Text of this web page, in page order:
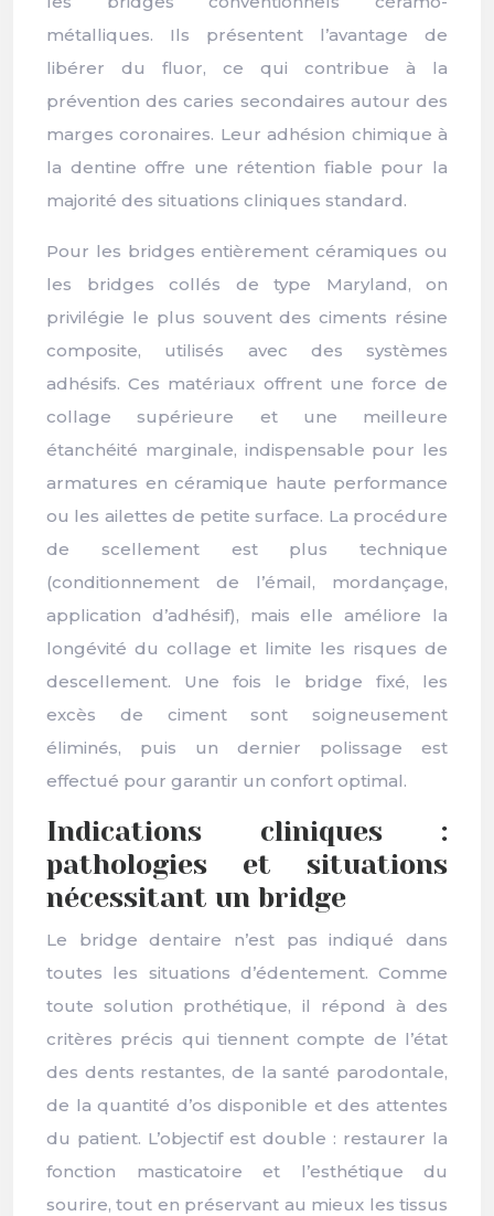
métalliques. Ils présentent l’avantage de
libérer du fluor, ce qui contribue à la
prévention des caries secondaires autour des
marges coronaires. Leur adhésion chimique à
la dentine offre une rétention fiable pour la
majorité des situations cliniques standard.
Pour les bridges entièrement céramiques ou
les bridges collés de type Maryland, on
privilégie le plus souvent des ciments résine
composite, utilisés avec des systèmes
adhésifs. Ces matériaux offrent une force de
collage supérieure et une meilleure
étanchéité marginale, indispensable pour les
armatures en céramique haute performance
ou les ailettes de petite surface. La procédure
de scellement est plus technique
(conditionnement de l’émail, mordançage,
application d’adhésif), mais elle améliore la
longévité du collage et limite les risques de
descellement. Une fois le bridge fixé, les
excès de ciment sont soigneusement
éliminés, puis un dernier polissage est
effectué pour garantir un confort optimal.
Indications cliniques :
pathologies et situations
nécessitant un bridge
Le bridge dentaire n’est pas indiqué dans
toutes les situations d’édentement. Comme
toute solution prothétique, il répond à des
critères précis qui tiennent compte de l’état
des dents restantes, de la santé parodontale,
de la quantité d’os disponible et des attentes
du patient. L’objectif est double : restaurer la
fonction masticatoire et l’esthétique du
sourire, tout en préservant au mieux les tissus